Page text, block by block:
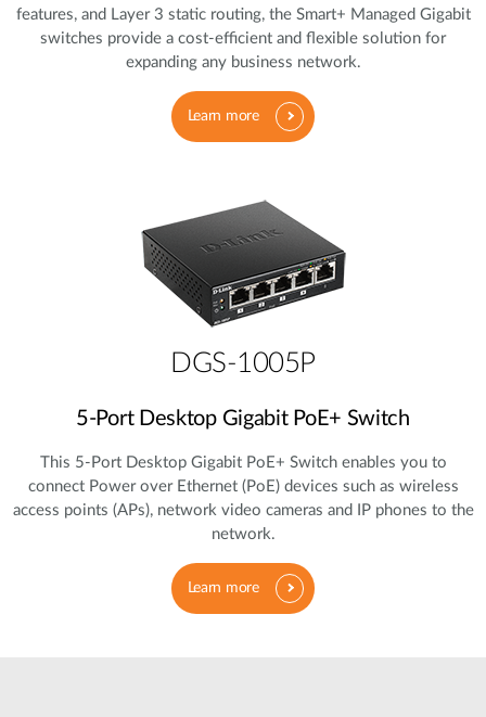
features, and Layer 3 static routing, the Smart+ Managed Gigabit
switches provide a cost‑efficient and flexible solution for
expanding any business network.
Learn more
DGS-1005P
5‑Port Desktop Gigabit PoE+ Switch
This 5‑Port Desktop Gigabit PoE+ Switch enables you to
connect Power over Ethernet (PoE) devices such as wireless
access points (APs), network video cameras and IP phones to the
network.
Learn more